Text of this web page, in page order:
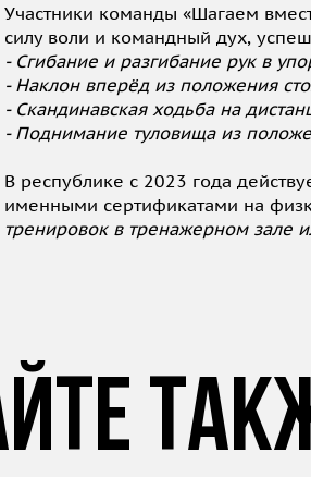
Участники команды «Шагаем
силу воли и командный дух,
- Сгибание и разгибание рук в
- Наклон вперёд из положения
- Скандинавская ходьба на
- Поднимание туловища из
В республике с 2023 года
именными сертификатами на
тренировок в тренажерном зале